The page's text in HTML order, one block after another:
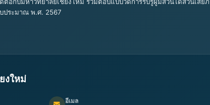
ประมาณ พ.ศ. 2567
งใหม่
อีเมล